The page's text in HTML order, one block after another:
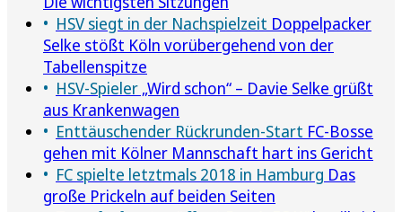
HSV siegt in der Nachspielzeit Doppelpacker
Selke stößt Köln vorübergehend von der
Tabellenspitze
HSV-Spieler „Wird schon“ – Davie Selke grüßt
aus Krankenwagen
Enttäuschender Rückrunden-Start FC-Bosse
gehen mit Kölner Mannschaft hart ins Gericht
FC spielte letztmals 2018 in Hamburg Das
große Prickeln auf beiden Seiten